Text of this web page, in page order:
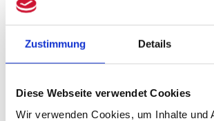
Zustimmung Details
Diese Webseite verwendet Cookies
Wir verwenden Cookies, um Inhalte und
Kapitalgesellschaft zu
(natürlichen oder
Person aus. Nahestehend
gesellschaftsrechtlichen
tatsächlichen Sinne zu